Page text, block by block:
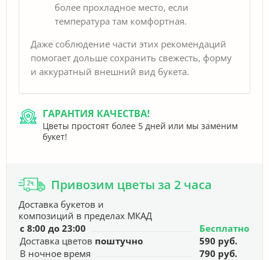
более прохладное место, если
температура там комфортная.
Даже соблюдение части этих рекомендаций
помогает дольше сохранить свежесть, форму
и аккуратный внешний вид букета.
ГАРАНТИЯ КАЧЕСТВА!
Цветы простоят более 5 дней или мы заменим
букет!
Привозим цветы за 2 часа
Доставка букетов и
композиций в пределах МКАД
с 8:00 до 23:00
Бесплатно
Доставка цветов поштучно
590 руб.
В ночное время
790 руб.